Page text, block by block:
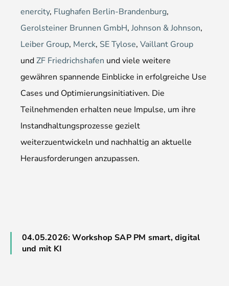
enercity, Flughafen Berlin-Brandenburg,
Gerolsteiner Brunnen GmbH, Johnson & Johnson,
Leiber Group, Merck, SE Tylose, Vaillant Group
undZF Friedrichshafen und viele weitere
gewähren spannende Einblicke in erfolgreiche Use
Cases und Optimierungs­initiativen. Die
Teilnehmenden erhalten neue Impulse, um ihre
Instandhaltungs­prozesse gezielt
weiterzuentwickeln und nachhaltig an aktuelle
Herausforderungen anzupassen.
04.05.2026: Workshop SAP PM smart, digital
und mit KI